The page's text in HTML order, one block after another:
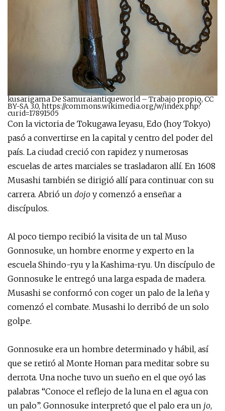
kusarigama De Samuraiantiqueworld – Trabajo propio, CC
BY-SA 3.0, https://commons.wikimedia.org/w/index.php?
curid=17891505
Con la victoria de Tokugawa Ieyasu, Edo (hoy Tokyo)
pasó a convertirse en la capital y centro del poder del
país. La ciudad creció con rapidez y numerosas
escuelas de artes marciales se trasladaron allí. En 1608
Musashi también se dirigió allí para continuar con su
carrera. Abrió un dojo y comenzó a enseñar a
discípulos.
Al poco tiempo recibió la visita de un tal Muso
Gonnosuke, un hombre enorme y experto en la
escuela Shindo-ryu y la Kashima-ryu. Un discípulo de
Gonnosuke le entregó una larga espada de madera.
Musashi se conformó con coger un palo de la leña y
comenzó el combate. Musashi lo derribó de un solo
golpe.
Gonnosuke era un hombre determinado y hábil, así
que se retiró al Monte Homan para meditar sobre su
derrota. Una noche tuvo un sueño en el que oyó las
palabras “Conoce el reflejo de la luna en el agua con
un palo”. Gonnosuke interpretó que el palo era un jo,